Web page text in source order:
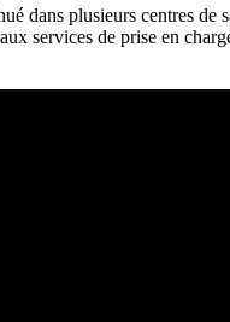
dans plusieurs centres de
services de prise en